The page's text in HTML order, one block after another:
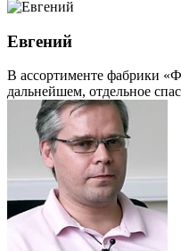
Евгений
В ассортименте фабрики
дальнейшем, отдельное